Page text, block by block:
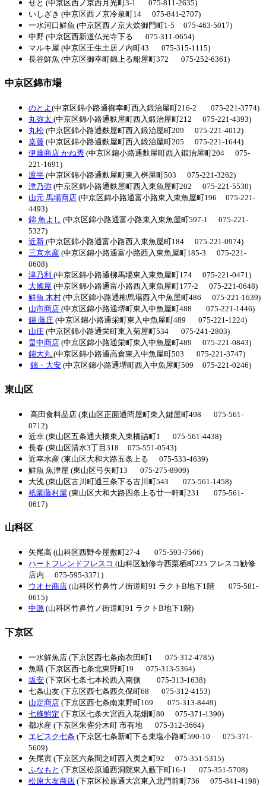
せと (中京区西ノ京西月光町3-1 075-811-2635)
いしざき (中京区西ノ京冷泉町14 075-841-2707)
一水河口鮮魚 (中京区西ノ京大炊御門町1-5 075-463-5017)
中野 (中京区西新道仏光寺下る 075-311-0654)
マルキ屋 (中京区壬生土居ノ内町43 075-315-1115)
長谷鮮魚 (中京区御幸町錦上る船屋町372 075-252-6361)
中京区錦市場
のとよ (中京区錦小路通御幸町西入鍛治屋町216-2 075-221-3774)
丸弥太 (中京区錦小路通麩屋町西入鍛治屋町212 075-221-4393)
丸松 (中京区錦小路通麩屋町西入鍛治屋町209 075-221-4012)
桒藤 (中京区錦小路通麩屋町西入鍛治屋町205 075-221-1644)
伊藤商店 かね秀 (中京区錦小路通麩屋町西入鍛治屋町204 075-
221-1691)
渡半 (中京区錦小路通麩屋町東入桝屋町503 075-221-3262)
津乃弥 (中京区錦小路通麩屋町西入東魚屋町202 075-221-5530)
山元 馬場商店 (中京区錦小路通富小路東入東魚屋町196 075-221-
4493)
錦 魚よし (中京区錦小路通富小路東入東魚屋町597-1 075-221-
5327)
近新 (中京区錦小路通富小路西入東魚屋町184 075-221-0974)
三京水産 (中京区錦小路通富小路西入東魚屋町185-3 075-221-
0608)
津乃利 (中京区錦小路通柳馬場東入東魚屋町174 075-221-0471)
大國屋 (中京区錦小路通富小路西入東魚屋町177-2 075-221-0648)
鮮魚 木村 (中京区錦小路通柳馬場西入中魚屋町486 075-221-1639)
山市商店 (中京区錦小路通堺町東入中魚屋町488 075-221-1446)
錦 藤庄 (中京区錦小路通栄町東入中魚屋町489 075-221-1224)
山庄 (中京区錦小路通栄町東入菊屋町534 075-241-2803)
畠中商店 (中京区錦小路通栄町東入中魚屋町489 075-221-0843)
錦大丸 (中京区錦小路通高倉東入中魚屋町503 075-221-3747)
錦・大安 (中京区錦小路通堺町西入中魚屋町509 075-221-0246)
東山区
高田食料品店 (東山区正面通問屋町東入鍵屋町498 075-561-
0712)
近幸 (東山区五条通大橋東入東橋詰町1 075-561-4438)
長春 (東山区清水3丁目318 075-551-0543)
近幸水産 (東山区大和大路五条上る 075-533-4639)
鮮魚 魚津屋 (東山区弓矢町13 075-275-8909)
大浅 (東山区古川町通三条下る古川町543 075-561-1458)
祇園藤村屋 (東山区大和大路四条上る廿一軒町231 075-561-
0617)
山科区
矢尾高 (山科区西野今屋敷町27-4 075-593-7566)
ハートフレンドフレスコ (山科区勧修寺西栗栖町225 フレスコ勧修
店内 075-595-3371)
ウオセ商店 (山科区竹鼻竹ノ街道町91 ラクトB地下1階 075-581-
0615)
中源 (山科区竹鼻竹ノ街道町91 ラクトB地下1階)
下京区
一水鮮魚店 (下京区西七条南衣田町1 075-312-4785)
魚晴 (下京区西七条北東野町19 075-313-5364)
坂安 (下京区七条七本松西入南側 075-313-1638)
七条山友 (下京区西七条西久保町68 075-312-4153)
山定商店 (下京区西七条南東野町169 075-313-8449)
七條鮒定 (下京区七条大宮西入花畑町80 075-371-1390)
都水産 (下京区朱雀分木町 市有地 075-312-3664)
エビスク七条 (下京区七条新町下る東塩小路町590-10 075-371-
5609)
矢尾寅 (下京区六条間之町西入夷之町92 075-351-5315)
ふなもと (下京区松原通西洞院東入藪下町16-1 075-351-5708)
松原大友商店 (下京区松原通大宮東入北門前町736 075-841-4198)